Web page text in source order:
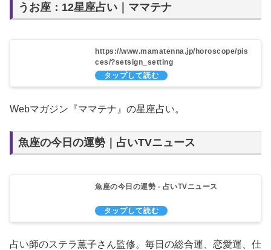
うお座：12星座占い｜ママテナ
https://www.mamatenna.jp/horoscope/pis
ces/?setsign_setting
Webマガジン『ママテナ』の星座占い。
魚座の今日の運勢｜占いTVニュース
魚座の今日の運勢 - 占いTVニュース
占い師のステラ薫子さん監修。毎日の総合運、恋愛運、仕